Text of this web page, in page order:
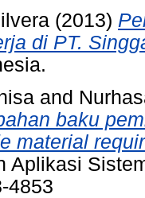
(2013)
di PT.
and
baku
material
Aplikasi
4853